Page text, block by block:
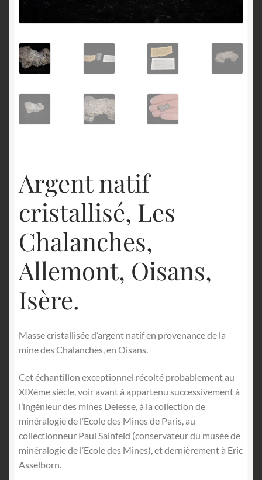
Argent natif
cristallisé, Les
Chalanches,
Allemont, Oisans,
Isère.
Masse cristallisée d’argent natif en provenance de la
mine des Chalanches, en Oisans.
Cet échantillon exceptionnel récolté probablement au
XIXème siècle, voir avant à appartenu successivement à
l’ingénieur des mines Delesse, à la collection de
minéralogie de l’Ecole des Mines de Paris, au
collectionneur Paul Sainfeld (conservateur du musée de
minéralogie de l’Ecole des Mines), et dernièrement à Eric
Asselborn.